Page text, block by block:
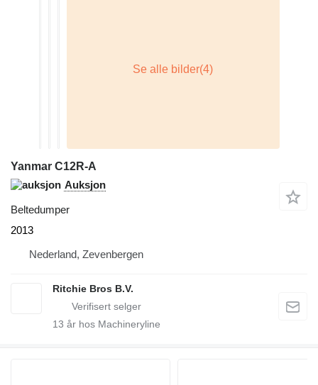
Yanmar C12R-A
Auksjon
Beltedumper
2013
Nederland, Zevenbergen
Ritchie Bros B.V.
13 år hos Machineryline